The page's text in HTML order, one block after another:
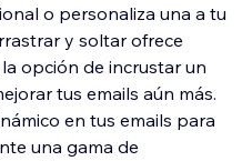
o personaliza una a tu
y soltar ofrece
opción de incrustar un
tus emails aún más.
en tus emails para
una gama de